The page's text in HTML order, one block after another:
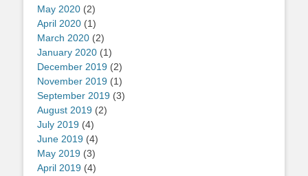
May 2020 (2)
April 2020 (1)
March 2020 (2)
January 2020 (1)
December 2019 (2)
November 2019 (1)
September 2019 (3)
August 2019 (2)
July 2019 (4)
June 2019 (4)
May 2019 (3)
April 2019 (4)